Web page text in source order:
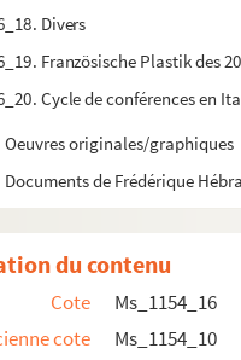
Divers
Französische Plastik des
Cycle de conférences en
Oeuvres originales/graphiques
Documents de Frédérique
du contenu
Cote
Ms_1154_16
cote
Ms_1154_10